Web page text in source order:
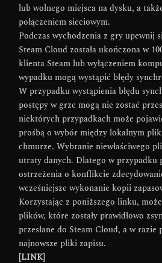
lub wolnego miejsca na dysku, a
połączeniem sieciowym.
Podczas wychodzenia z gry upewnij
Steam Cloud została ukończona w
klienta Steam lub wyłączeniem
wypadku mogą wystąpić błędy
W przypadku wystąpienia błędu
postępy w grze mogą nie zostać
niektórych przypadkach może
prośbą o wybór między lokalnym
chmurze. Wybranie niewłaściwego
utraty danych. Dlatego w przypadku
ostrzeżenia o konflikcie
wcześniejsze wykonanie kopii
Korzystając z poniższego linku,
plików, które zostały prawidłowo
przesłane do Steam Cloud, a w razie
najnowsze pliki zapisu.
[LINK]